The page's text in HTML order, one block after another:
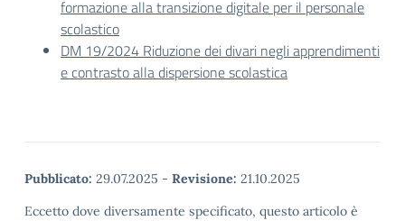
formazione alla transizione digitale per il personale
scolastico
DM 19/2024 Riduzione dei divari negli apprendimenti
e contrasto alla dispersione scolastica
Pubblicato: 29.07.2025 - Revisione: 21.10.2025
Eccetto dove diversamente specificato, questo articolo è